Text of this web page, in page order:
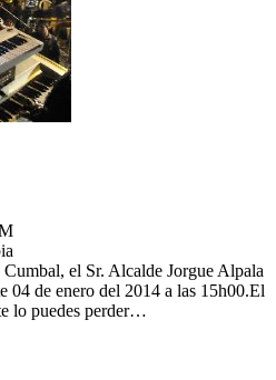
el Sr. Alcalde Jorgue Alpala
04 de enero del 2014 a las 15h00.El
lo puedes perder…